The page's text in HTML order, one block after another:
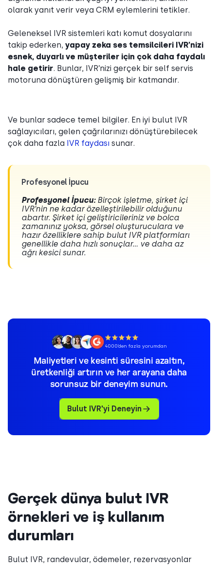
olarak yanıt verir veya CRM eylemlerini tetikler.
Geleneksel IVR sistemleri katı komut dosyalarını
takip ederken, yapay zeka ses temsilcileri IVR’nizi
esnek, duyarlı ve müşteriler için çok daha faydalı
hale getirir. Bunlar, IVR’nizi gerçek bir self servis
motoruna dönüştüren gelişmiş bir katmandır.
Ve bunlar sadece temel bilgiler. En iyi bulut IVR
sağlayıcıları, gelen çağrılarınızı dönüştürebilecek
çok daha fazla IVR faydası sunar.
Profesyonel İpucu
Profesyonel İpucu:Birçok işletme, şirket içi
IVR’nin ne kadar özelleştirilebilir olduğunu
abartır. Şirket içi geliştiricileriniz ve bolca
zamanınız yoksa, görsel oluşturuculara ve
hazır özelliklere sahip bulut IVR platformları
genellikle daha hızlı sonuçlar… ve daha az
ağrı kesici sunar.
4000’den fazla yorumdan
Maliyetleri ve kesinti süresini azaltın,
üretkenliği artırın ve her arayana daha
sorunsuz bir deneyim sunun.
Bulut IVR'yi Deneyin
Gerçek dünya bulut IVR
örnekleri ve iş kullanım
durumları
Bulut IVR, randevular, ödemeler, rezervasyonlar